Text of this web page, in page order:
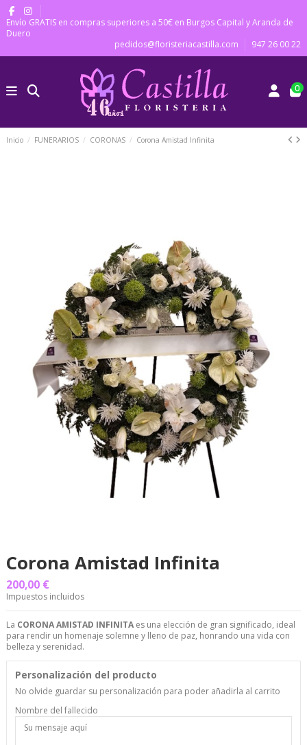
Envío GRATIS en compras superiores a 50€ en Burgos Capital y Aranda de
Duero
pedidos@floristeriacastilla.com
947 26 00 22
0
Inicio FUNERARIOS CORONAS Corona Amistad Infinita
Corona Amistad Infinita
200,00 €
Impuestos incluidos
La CORONA AMISTAD INFINITA es una elección de gran significado, ideal
para rendir un homenaje solemne y lleno de paz, honrando una vida con
belleza y serenidad.
Personalización del producto
No olvide guardar su personalización para poder añadirla al carrito
Nombre del fallecido